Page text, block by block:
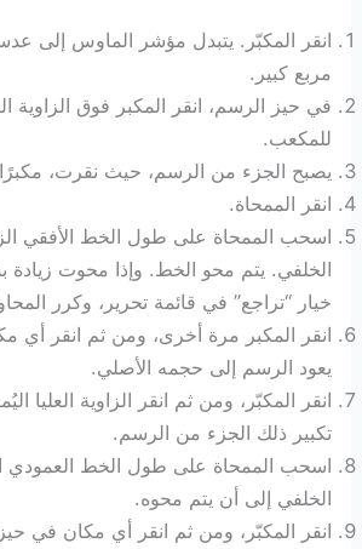
انقر المكبّر. يتبدل مؤشر الماوس إلى
مربع كبير.
في حيز الرسم، انقر المكبر فوق الزاوية
للمكعب.
يصبح الجزء من الرسم، حيث نقرت،
انقر الممحاة.
اسحب الممحاة على طول الخط الأفقي
الخلفي. يتم محو الخط. وإذا محوت
خيار “تراجع” في قائمة تحرير، وكرر
انقر المكبر مرة أخرى، ومن ثم انقر أي
يعود الرسم إلى حجمه الأصلي.
انقر المكبّر، ومن ثم انقر الزاوية العليا
تكبير ذلك الجزء من الرسم.
اسحب الممحاة على طول الخط العمودي
الخلفي إلى أن يتم محوه.
انقر المكبّر، ومن ثم انقر أي مكان في